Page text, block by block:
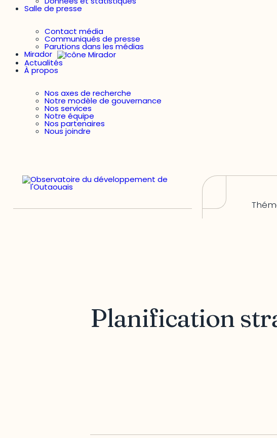
Salle de presse
Contact média
Communiqués de presse
Parutions dans les médias
Mirador
Actualités
À propos
Nos axes de recherche
Notre modèle de gouvernance
Nos services
Notre équipe
Nos partenaires
Nous joindre
Planification